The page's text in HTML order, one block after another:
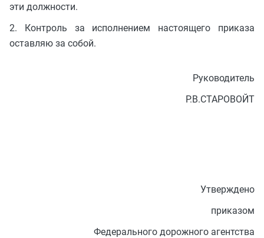
эти должности.
2. Контроль за исполнением настоящего приказа
оставляю за собой.
Руководитель
Р.В.СТАРОВОЙТ
Утверждено
приказом
Федерального дорожного агентства